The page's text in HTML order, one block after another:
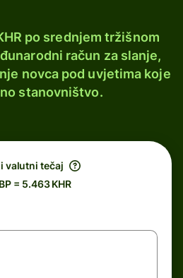
po srednjem tržišnom
račun za slanje,
novca pod uvjetima koje
stanovništvo.
valutni tečaj
= 5.463 KHR